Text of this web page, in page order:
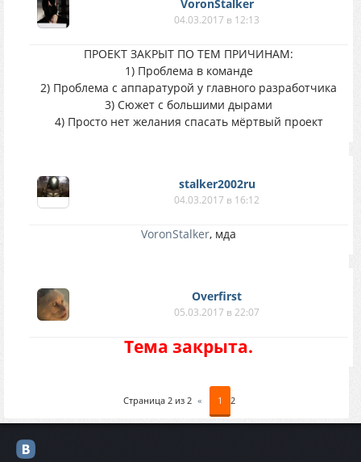
VoronStalker
04.03.2017 в 12:13
ПРОЕКТ ЗАКРЫТ ПО ТЕМ ПРИЧИНАМ:
1) Проблема в команде
2) Проблема с аппаратурой у главного разработчика
3) Сюжет с большими дырами
4) Просто нет желания спасать мёртвый проект
stalker2002ru
04.03.2017 в 16:12
VoronStalker, мда
Overfirst
05.03.2017 в 22:07
Тема закрыта.
Страница 2 из 2 « 1 2